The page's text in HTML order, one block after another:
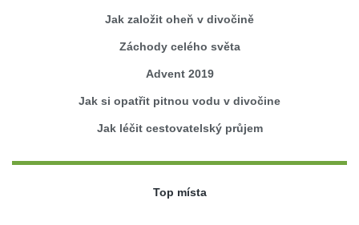
Jak založit oheň v divočině
Záchody celého světa
Advent 2019
Jak si opatřit pitnou vodu v divočine
Jak léčit cestovatelský průjem
Top místa